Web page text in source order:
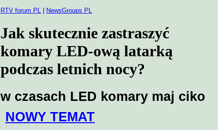
RTV forum PL NewsGroups PL
Jak skutecznie zastraszyć
komary LED-ową latarką
podczas letnich nocy?
w czasach LED komary maj ciko
NOWY TEMAT